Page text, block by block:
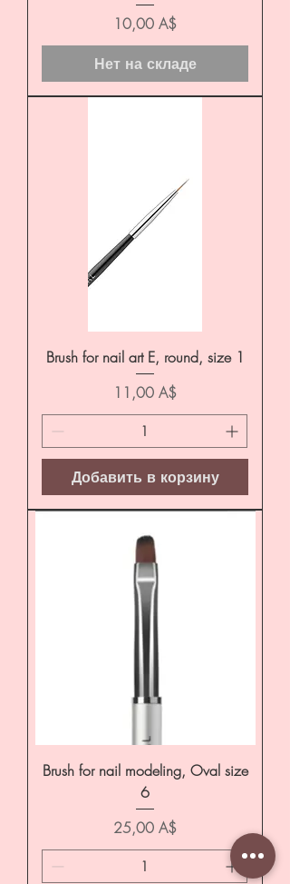
Цена
10,00 A$
Нет на складе
Brush for nail art E, round, size 1
Цена
11,00 A$
Добавить в корзину
Brush for nail modeling, Oval size
6
Цена
25,00 A$